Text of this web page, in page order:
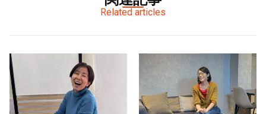
Related articles